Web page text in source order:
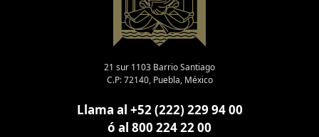
21 sur 1103 Barrio Santiago
C.P: 72140, Puebla, México
Llama al +52 (222) 229 94 00
ó al 800 224 22 00